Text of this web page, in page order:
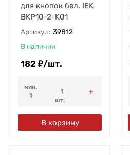
для кнопок бел. IEK
BKP10-2-K01
Артикул: 39812
В наличии
182 ₽/шт.
мин.
1
шт.
В корзину